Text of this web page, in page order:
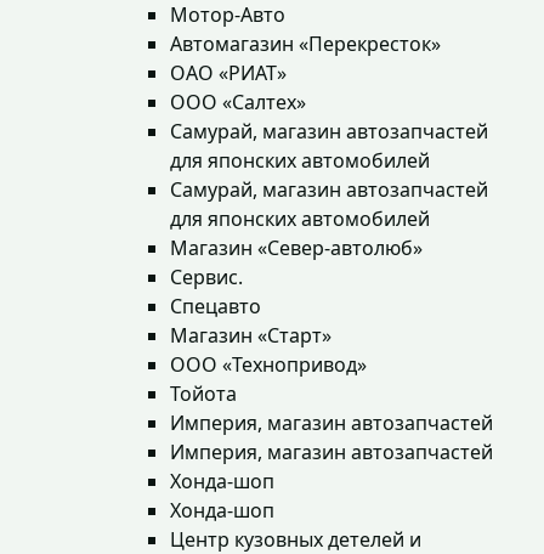
Мотор-Авто
Автомагазин «Перекресток»
ОАО «РИАТ»
ООО «Салтех»
Самурай, магазин автозапчастей
для японских автомобилей
Самурай, магазин автозапчастей
для японских автомобилей
Магазин «Север-автолюб»
Сервис.
Спецавто
Магазин «Старт»
ООО «Технопривод»
Тойота
Империя, магазин автозапчастей
Империя, магазин автозапчастей
Хонда-шоп
Хонда-шоп
Центр кузовных детелей и